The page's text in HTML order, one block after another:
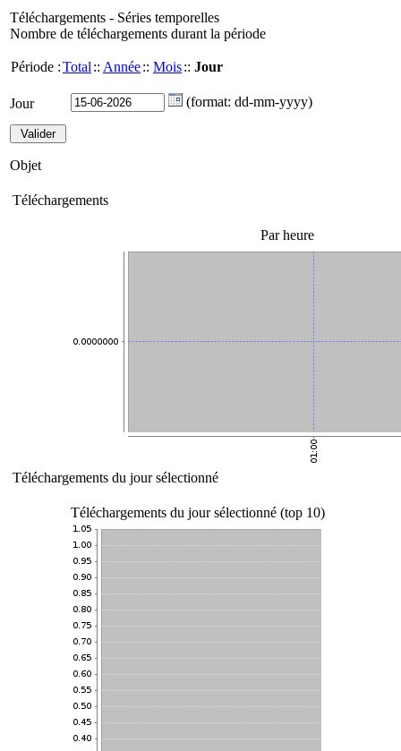
Téléchargements - Séries temporelles
Nombre de téléchargements durant la période
Période :Total :: Année:: Mois:: Jour
Jour (format: dd-mm-yyyy)
Objet
Téléchargements
Par heure
Téléchargements du jour sélectionné
Téléchargements du jour sélectionné (top 10)